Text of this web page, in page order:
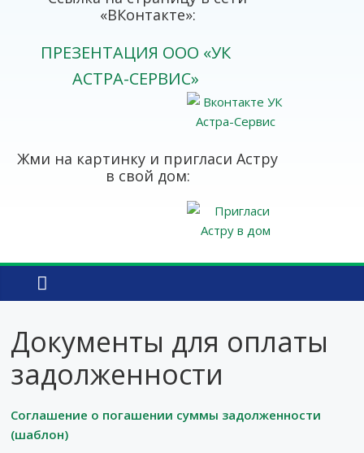
«ВКонтакте»:
ПРЕЗЕНТАЦИЯ ООО «УК
АСТРА-СЕРВИС»
Жми на картинку и пригласи Астру
в свой дом:
Документы для оплаты
задолженности
Cоглашение о погашении суммы задолженности
(шаблон)